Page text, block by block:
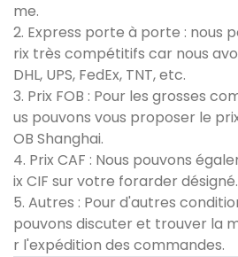
me.
2. Express porte à porte : nous
rix très compétitifs car nous
DHL, UPS, FedEx, TNT, etc.
3. Prix FOB : Pour les grosses
us pouvons vous proposer le
OB Shanghai.
4. Prix CAF : Nous pouvons
ix CIF sur votre forarder désigné.
5. Autres : Pour d'autres
pouvons discuter et trouver la
r l'expédition des commandes.